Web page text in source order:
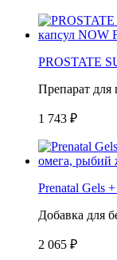
PROSTATE
Препарат для
1 743 ₽
Prenatal Gels
Добавка для
2 065 ₽